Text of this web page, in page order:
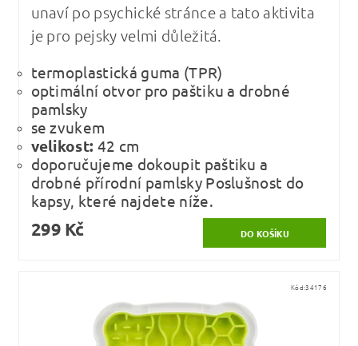
unaví po psychické stránce a tato aktivita
je pro pejsky velmi důležitá.
termoplastická guma (TPR)
optimální otvor pro paštiku a drobné
pamlsky
se zvukem
velikost: 42 cm
doporučujeme dokoupit paštiku a
drobné přírodní pamlsky Poslušnost do
kapsy, které najdete níže.
299 Kč
Kód:34176